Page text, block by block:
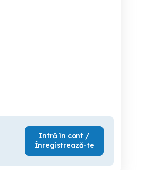
Intră în cont /
Înregistrează-te